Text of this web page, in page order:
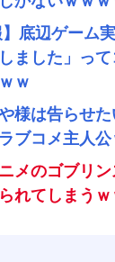
】底辺ゲーム
ました」っ
ｗ
様は告らせ
ブコメ主人
メのゴブリ
れてしまう